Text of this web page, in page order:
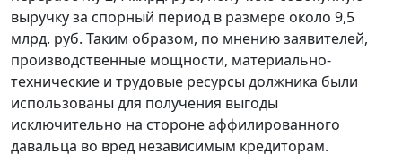
выручку за спорный период в размере около 9,5
млрд. руб. Таким образом, по мнению заявителей,
производственные мощности, материально-
технические и трудовые ресурсы должника были
использованы для получения выгоды
исключительно на стороне аффилированного
давальца во вред независимым кредиторам.